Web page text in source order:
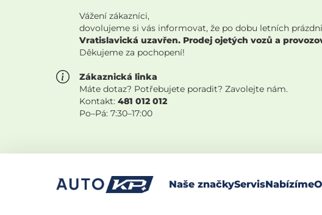
Vážení zákazníci,
dovolujeme si vás informovat, že po dobu letních
Vratislavická uzavřen. Prodej ojetých vozů a
Děkujeme za pochopení!
Zákaznická linka
Máte dotaz? Potřebujete poradit? Zavolejte nám.
Kontakt: 481 012 012
Po–Pá: 7:30–17:00
Naše značkyServisNabízíme